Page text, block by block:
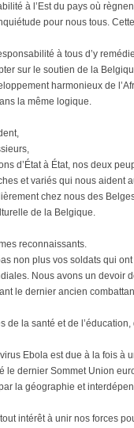
à l’Est du pays où
pour nous tous.
à tous d’y
sur le soutien de la
harmonieux de
la même logique.
d’État à État, nos deux
et variés qui nous aident
chez nous des
de la Belgique.
reconnaissants.
non plus vos soldats qui
Nous avons un devoir
le dernier ancien
de la santé et de
Ebola est due à la fois à
le dernier Sommet Union
la géographie et
intérêt à unir nos forces